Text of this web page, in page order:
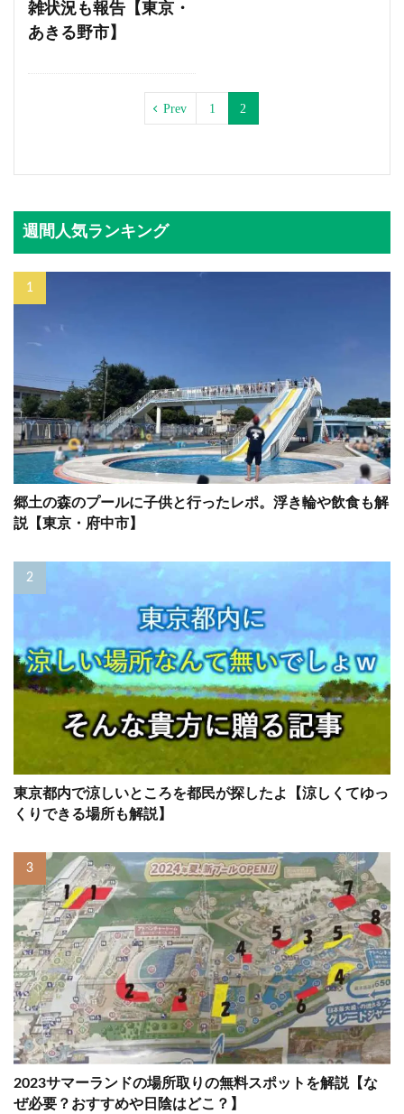
雑状況も報告【東京・
あきる野市】
Prev 1 2
週間人気ランキング
郷土の森のプールに子供と行ったレポ。浮き輪や飲食も解
説【東京・府中市】
東京都内で涼しいところを都民が探したよ【涼しくてゆっ
くりできる場所も解説】
2023サマーランドの場所取りの無料スポットを解説【な
ぜ必要？おすすめや日陰はどこ？】